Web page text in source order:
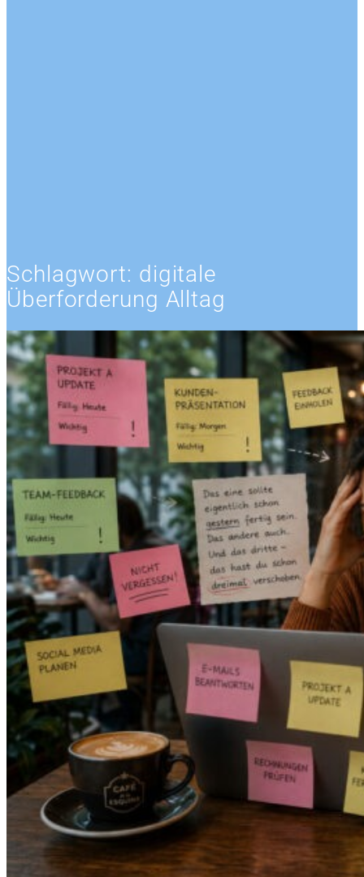
Schlagwort: digitale
Überforderung Alltag